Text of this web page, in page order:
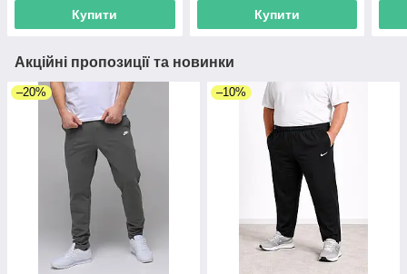
Купити Купити
Акційні пропозиції та новинки
–20% –10%